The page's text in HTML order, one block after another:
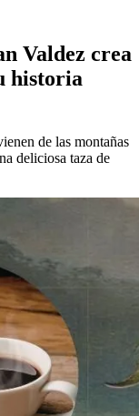
Valdez crea
historia
de las montañas
deliciosa taza de